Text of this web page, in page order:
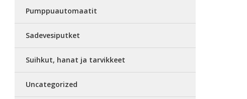
Pumppuautomaatit
Sadevesiputket
Suihkut, hanat ja tarvikkeet
Uncategorized